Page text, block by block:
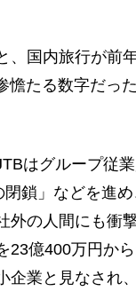
国内旅行が前
憺たる数字だっ
はグループ従業
閉鎖」などを進
外の人間にも衝
23億400万円か
企業と見なされ